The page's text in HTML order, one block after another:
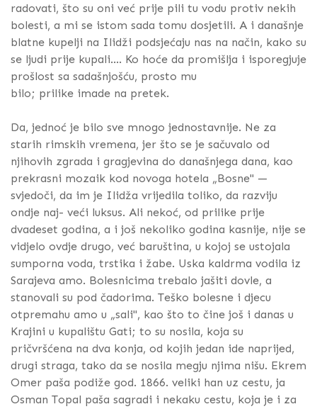
radovati, što su oni već prije pili tu vodu protiv nekih
bolesti, a mi se istom sada tomu dosjetili. A i današnje
blatne kupelji na Ilidži podsjećaju nas na način, kako su
se ljudi prije kupali.... Ko hoće da promišlja i isporegjuje
prošlost sa sadašnjošću, prosto mu
bilo; prilike imade na pretek.
Da, jednoć je bilo sve mnogo jednostavnije. Ne za
starih rimskih vremena, jer što se je sačuvalo od
njihovih zgrada i gragjevina do današnjega dana, kao
prekrasni mozaik kod novoga hotela „Bosne" —
svjedoči, da im je Ilidža vrijedila toliko, da razviju
ondje naj- veći luksus. Ali nekoć, od prilike prije
dvadeset godina, a i još nekoliko godina kasnije, nije se
vidjelo ovdje drugo, već baruština, u kojoj se ustojala
sumporna voda, trstika i žabe. Uska kaldrma vodila iz
Sarajeva amo. Bolesnicima trebalo jašiti dovle, a
stanovali su pod čadorima. Teško bolesne i djecu
otpremahu amo u „sali", kao što to čine još i danas u
Krajini u kupalištu Gati; to su nosila, koja su
pričvršćena na dva konja, od kojih jedan ide naprijed,
drugi straga, tako da se nosila megju njima nišu. Ekrem
Omer paša podiže god. 1866. veliki han uz cestu, ja
Osman Topal paša sagradi i nekaku cestu, koja je i za